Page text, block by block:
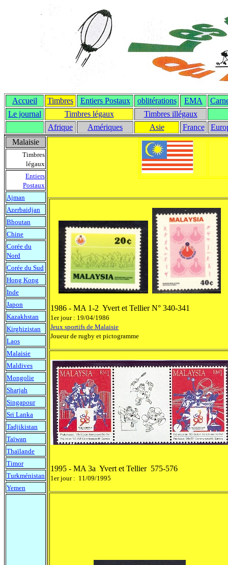
Accueil Timbres Entiers Postaux oblitérations EMA
Le journal
Timbres légaux
Timbres illégaux
Afrique
Amériques Asie France
Malaisie
1986 - MA 1-2 Yvert et Tellier N° 340-341
1er jour : 19/04/1986
Jeux sportifs de Malaisie
Joueur de rugby et pictogramme
1995 - MA 3a Yvert et Tellier 575-576
1er jour : 11/09/1995
Timbres
légaux
Entiers
Postaux
Ajman
Azerbaidjan
Bhoutan
Chine
Corée du
Nord
Corée du Sud
Hong Kong
Inde
Japon
Kazakhstan
Kirghizistan
Laos
Malaisie
Maldives
Mongolie
Sharjah
Singapour
Sri Lanka
Tadjikistan
Taïwan
Thaïlande
Timor
Turkménistan
Yemen